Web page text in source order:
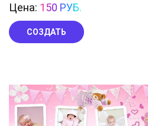
Цена: 150 РУБ.
СОЗДАТЬ